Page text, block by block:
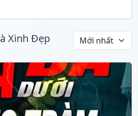
Xinh Đẹp